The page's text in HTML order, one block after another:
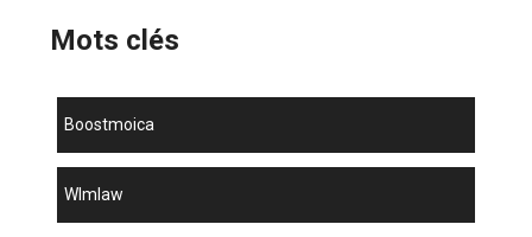
Mots clés
boostmoica
wlmlaw